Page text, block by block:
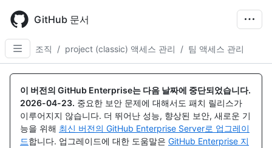
main
content
GitHub 문서
조직 / project (classic) 액세스 관리 / 팀 액세스 관리
이 버전의 GitHub Enterprise는 다음 날짜에 중단되었습니다.
2026-04-23. 중요한 보안 문제에 대해서도 패치 릴리스가
이루어지지 않습니다. 더 뛰어난 성능, 향상된 보안, 새로운 기
능을 위해 최신 버전의 GitHub Enterprise Server로 업그레이
드합니다. 업그레이드에 대한 도움말은 GitHub Enterprise 지